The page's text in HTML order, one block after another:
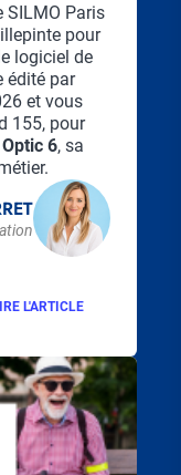
SILMO Paris
pour
logiciel de
édité par
et vous
155, pour
6, sa
L'ARTICLE